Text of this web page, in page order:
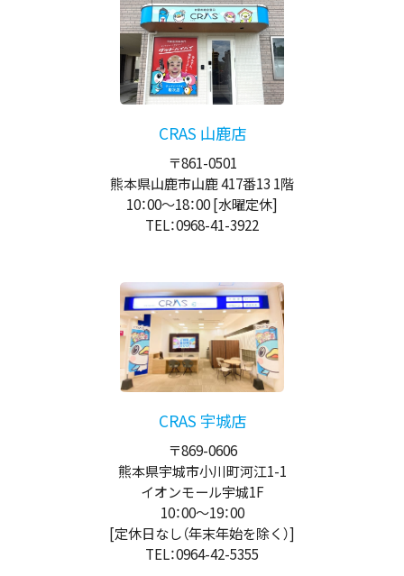
CRAS 山鹿店
〒861-0501
熊本県山鹿市山鹿 417番13 1階
10：00～18：00[水曜定休]
TEL：0968-41-3922
CRAS 宇城店
〒869-0606
熊本県宇城市小川町河江1-1
イオンモール宇城1F
10：00～19：00
[定休日なし（年末年始を除く）]
TEL：0964-42-5355